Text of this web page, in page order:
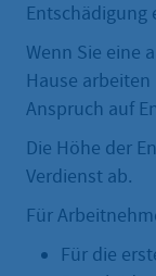
Entschädigung
Wenn Sie eine
Hause
Anspruch auf
Die Höhe der
Verdienst ab.
Für
Für die